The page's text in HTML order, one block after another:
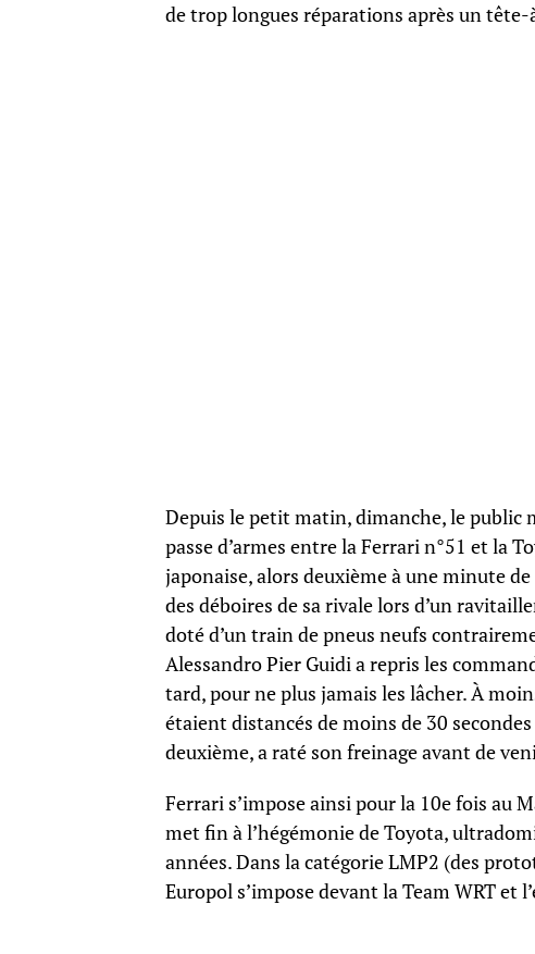
de trop longues réparations après un
Depuis le petit matin, dimanche, le public
passe d’armes entre la Ferrari n°51 et la
japonaise, alors deuxième à une minute
des déboires de sa rivale lors d’un
doté d’un train de pneus neufs
Alessandro Pier Guidi a repris les
tard, pour ne plus jamais les lâcher. À
étaient distancés de moins de 30
deuxième, a raté son freinage avant de
Ferrari s’impose ainsi pour la 10e fois au
met fin à l’hégémonie de Toyota,
années. Dans la catégorie LMP2 (des
Europol s’impose devant la Team WRT et